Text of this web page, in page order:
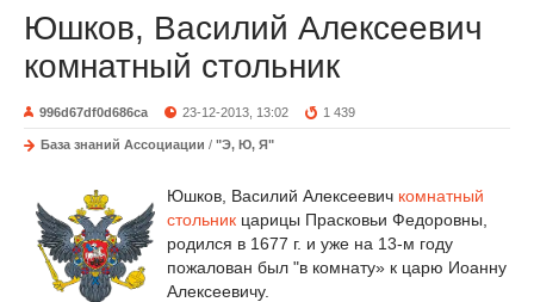
Юшков, Василий Алексеевич
комнатный стольник
996d67df0d686ca 23-12-2013, 13:02 1 439
База знаний Ассоциации / "Э, Ю, Я"
Юшков, Василий Алексеевич комнатный
стольник царицы Прасковьи Федоровны,
родился в 1677 г. и уже на 13-м году
пожалован был "в комнату» к царю Иоанну
Алексеевичу.